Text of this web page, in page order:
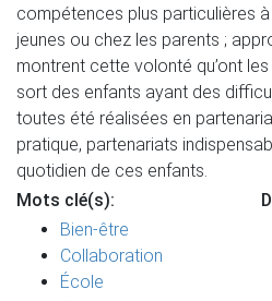
compétences plus particulières
jeunes ou chez les parents ;
montrent cette volonté qu’ont
sort des enfants ayant des
toutes été réalisées en
pratique, partenariats
quotidien de ces enfants.
Mots clé(s):
Bien-être
Collaboration
École